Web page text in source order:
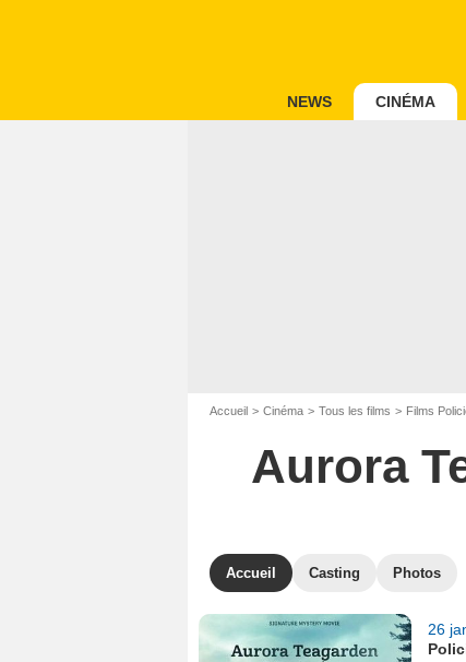
NEWS CINÉMA
Accueil Cinéma Tous les films Films
Aurora
Accueil Casting Photos
26